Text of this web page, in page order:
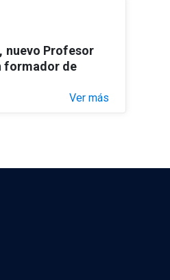
Profesor
formador de
Ver más